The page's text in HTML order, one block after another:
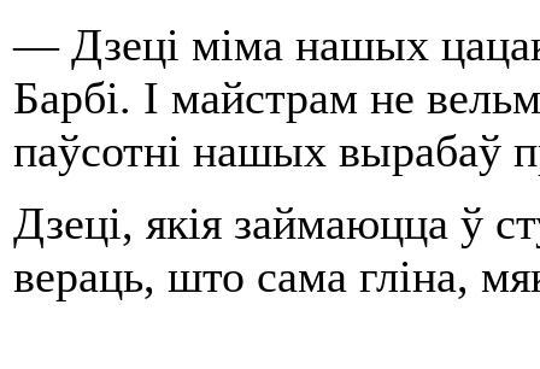
— Дзецi мiма нашых цацак
Барбi. I майстрам не
паўсотнi нашых вырабаў
Дзецi, якiя займаюцца ў
вераць, што сама глiна,